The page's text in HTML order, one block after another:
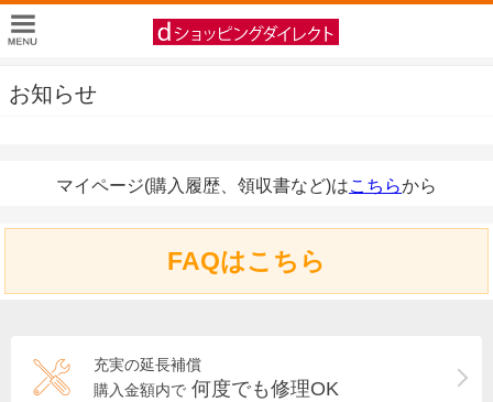
お知らせ
マイページ(購入履歴、領収書など)はこちらから
FAQはこちら
充実の延長補償
購入金額内で 何度でも修理OK